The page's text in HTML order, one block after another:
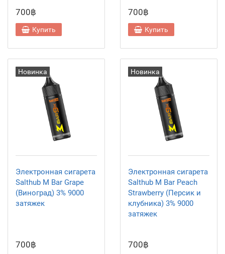
700฿
Купить
700฿
Купить
Новинка
Электронная сигарета
Salthub M Bar Grape
(Виноград) 3% 9000
затяжек
700฿
Новинка
Электронная сигарета
Salthub M Bar Peach
Strawberry (Персик и
клубника) 3% 9000
затяжек
700฿